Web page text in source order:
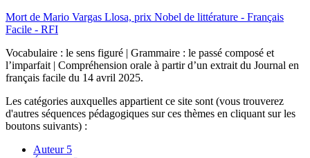
Mort de Mario Vargas Llosa, prix Nobel de littérature - Français
Facile - RFI
Vocabulaire : le sens figuré | Grammaire : le passé composé et
l’imparfait | Compréhension orale à partir d’un extrait du Journal en
français facile du 14 avril 2025.
Les catégories auxquelles appartient ce site sont (vous trouverez
d'autres séquences pédagogiques sur ces thèmes en cliquant sur les
boutons suivants) :
Auteur 5